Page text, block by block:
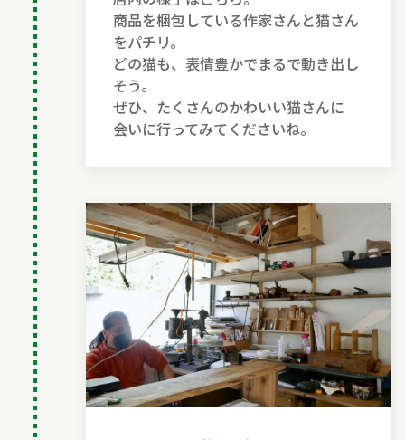
商品を梱包している作家さんと猫さん
をパチリ。
どの猫も、表情豊かでまるで動き出し
そう。
ぜひ、たくさんのかわいい猫さんに
会いに行ってみてくださいね。